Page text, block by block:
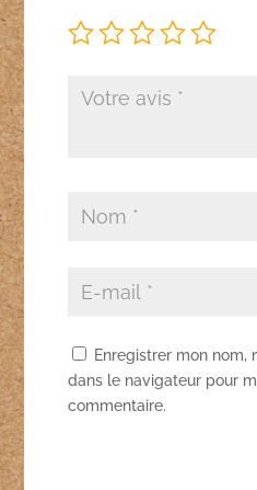
Enregistrer mon
dans le navigateur pour
commentaire.